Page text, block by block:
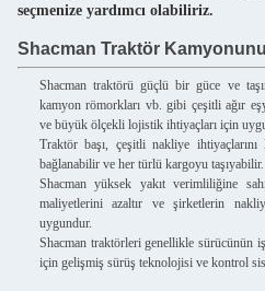
seçmenize yardımcı olabiliriz.
Shacman Traktör
Shacman traktörü güçlü bir güce ve
kamyon römorkları vb. gibi çeşitli ağır
ve büyük ölçekli lojistik ihtiyaçları için
Traktör başı, çeşitli nakliye
bağlanabilir ve her türlü kargoyu taşıyabilir.
Shacman yüksek yakıt verimliliğine
maliyetlerini azaltır ve şirketlerin
uygundur.
Shacman traktörleri genellikle sürücünün
için gelişmiş sürüş teknolojisi ve kontrol